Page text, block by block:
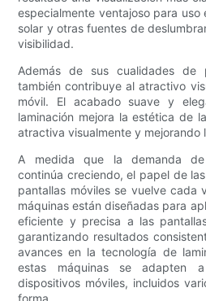
especialmente ventajoso para
solar y otras fuentes de
visibilidad.
Además de sus cualidades de
también contribuye al atractivo
móvil. El acabado suave y
laminación mejora la estética de
atractiva visualmente y mejorando
A medida que la demanda
continúa creciendo, el papel de
pantallas móviles se vuelve cada
máquinas están diseñadas para
eficiente y precisa a las
garantizando resultados
avances en la tecnología de
estas máquinas se adapten
dispositivos móviles, incluidos
forma.